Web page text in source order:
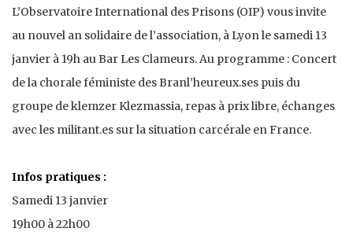
L’Observatoire International des Prisons (OIP) vous invite
au nouvel an solidaire de l’association, à Lyon le samedi 13
janvier à 19h au Bar Les Clameurs. Au programme : Concert
de la chorale féministe des Branl’heureux.ses puis du
groupe de klemzer Klezmassia, repas à prix libre, échanges
avec les militant.es sur la situation carcérale en France.
Infos pratiques :
Samedi 13 janvier
19h00 à 22h00